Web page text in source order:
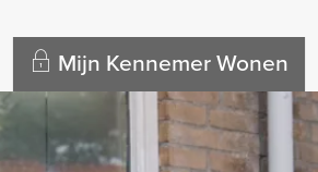
Mijn Kennemer Wonen